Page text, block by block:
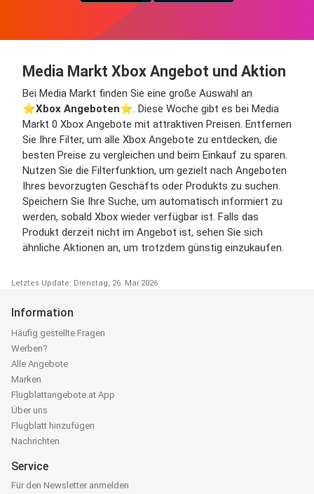
Media Markt Xbox Angebot und Aktion
Bei Media Markt finden Sie eine große Auswahl an
⭐️Xbox Angeboten⭐️. Diese Woche gibt es bei Media
Markt 0 Xbox Angebote mit attraktiven Preisen. Entfernen
Sie Ihre Filter, um alle Xbox Angebote zu entdecken, die
besten Preise zu vergleichen und beim Einkauf zu sparen.
Nutzen Sie die Filterfunktion, um gezielt nach Angeboten
Ihres bevorzugten Geschäfts oder Produkts zu suchen.
Speichern Sie Ihre Suche, um automatisch informiert zu
werden, sobald Xbox wieder verfügbar ist. Falls das
Produkt derzeit nicht im Angebot ist, sehen Sie sich
ähnliche Aktionen an, um trotzdem günstig einzukaufen.
Letztes Update: Dienstag, 26. Mai 2026
Information
Häufig gestellte Fragen
Werben?
Alle Angebote
Marken
Flugblattangebote.at App
Über uns
Flugblatt hinzufügen
Nachrichten
Service
Für den Newsletter anmelden